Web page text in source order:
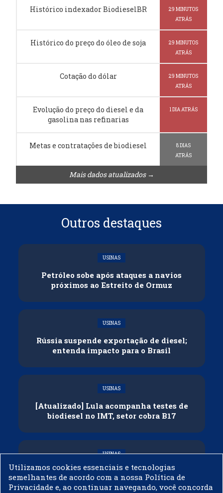
Histórico indexador BiodieselBR
29 MINUTOS
ATRÁS
Histórico do preço do óleo de soja
29 MINUTOS
ATRÁS
Cotação do dólar
29 MINUTOS
ATRÁS
Evolução do preço do diesel e da
gasolina nas refinarias
1 DIA ATRÁS
Metas e contratações de biodiesel
8 DIAS
ATRÁS
Mais dados atualizados →
Outros destaques
USINAS
Petróleo sobe após ataques a navios
próximos ao Estreito de Ormuz
USINAS
Rússia suspende exportação de diesel;
entenda impacto para o Brasil
USINAS
[Atualizado] Lula acompanha testes de
biodiesel no IMT, setor cobra B17
USINAS
Governo adia reunião sobre mistura de
etanol na gasolina
Utilizamos cookies essenciais e tecnologias
semelhantes de acordo com a nossa Política de
Privacidade e, ao continuar navegando, você concorda